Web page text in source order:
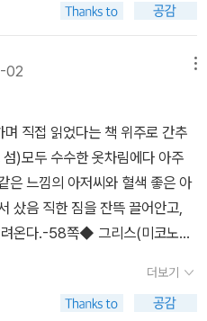
초호화 가구와 골동품에 둘려
하는 셔먼. 기어이 사고를 치고
대 후반의 미녀이자 일흔한 살의
어주기만을 학수고대하는 껌벅
여자의 치명적 결함이자 숙명은
합법적 남편 러스킨 씨가 일흔한
해소하는데 역불급이라, 간식거
나에 걸린 백인, 앵글로 색슨 출
건장하고 수려한 외모를 겸비한
있나. 마리아는 시내 모처에 월
는 건 역시 불륜이다. 소설이 어
더라는.. 실은 허영의불꽃..도 가
불꽃>은 판권이 소멸되어 더이
. 구입할 기회를 놓치고 나서. 아
일까 생각하니 피식 웃음이 나
하는걸까 싶지만 역시 이 책도
서 <허영의시장>2권이 너무 깨
수 있기를 바라는 마음에서.. 솔
왜 출간이 안되는 걸까 궁금했더
냉큼 구입하게 되지 않을까.진심
02
직접 읽었다는 책 위주로 간추
)모두 수수한 옷차림에다 아주
은 느낌의 아저씨와 혈색 좋은 아
샀음 직한 짐을 잔뜩 끌어안고,
려온다.-58쪽◆ 그리스(미코노스
스인 조르바]는 크레타 섬이 무대
난 사람으로 그 섬의 풍토나 사
더보기